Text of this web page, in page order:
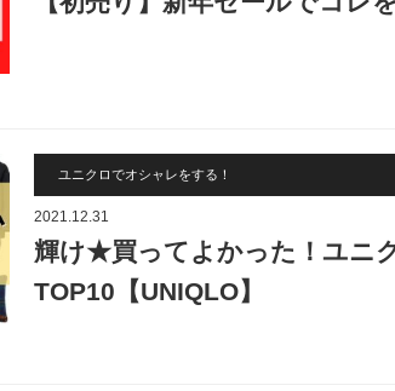
ユニクロでオシャレをする！
2021.12.31
輝け★買ってよかった！ユニ
TOP10【UNIQLO】